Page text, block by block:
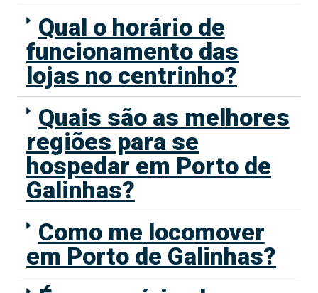
Qual o horário de
funcionamento das
lojas no centrinho?
Quais são as melhores
regiões para se
hospedar em Porto de
Galinhas?
Como me locomover
em Porto de Galinhas?